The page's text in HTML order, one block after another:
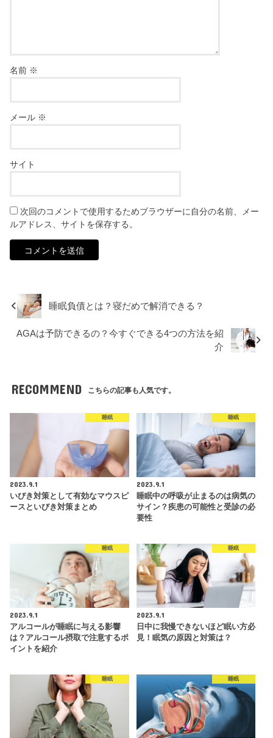
名前 ※
メール ※
サイト
次回のコメントで使用するためブラウザーに自分の名前、メー
ルアドレス、サイトを保存する。
睡眠負債とは？寝だめで解消できる？
AGAは予防できるの？今すぐできる4つの方法を紹
介
RECOMMEND こちらの記事も人気です。
睡眠
2023.9.1
いびき対策として有効なマウスピ
ースといびき対策まとめ
睡眠
2023.9.1
睡眠中の呼吸が止まるのは病気の
サイン？疾患の可能性と受診の必
要性
睡眠
2023.9.1
アルコールが睡眠に与える影響
は？アルコール摂取で注意するポ
イントを紹介
睡眠
2023.9.1
日中に我慢できないほど眠い方必
見！眠気の原因と対策は？
睡眠 睡眠